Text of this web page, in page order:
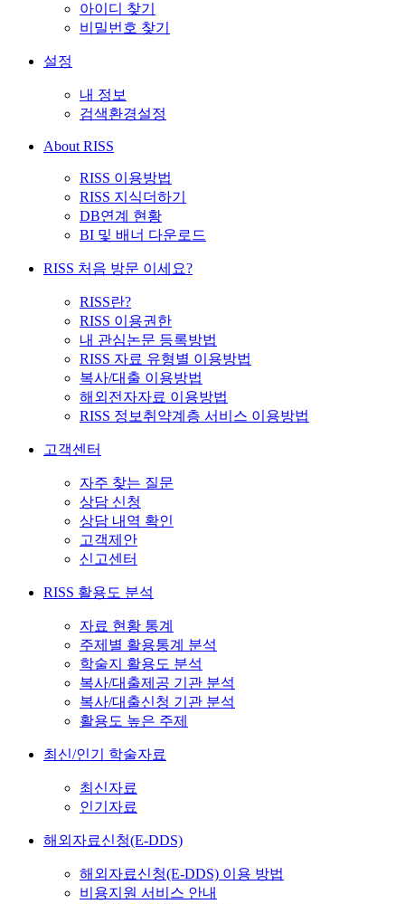
아이디 찾기
비밀번호 찾기
설정
내 정보
검색환경설정
About RISS
RISS 이용방법
RISS 지식더하기
DB연계 현황
BI 및 배너 다운로드
RISS 처음 방문 이세요?
RISS란?
RISS 이용권한
내 관심논문 등록방법
RISS 자료 유형별 이용방법
복사/대출 이용방법
해외전자자료 이용방법
RISS 정보취약계층 서비스 이용방법
고객센터
자주 찾는 질문
상담 신청
상담 내역 확인
고객제안
신고센터
RISS 활용도 분석
자료 현황 통계
주제별 활용통계 분석
학술지 활용도 분석
복사/대출제공 기관 분석
복사/대출신청 기관 분석
활용도 높은 주제
최신/인기 학술자료
최신자료
인기자료
해외자료신청(E-DDS)
해외자료신청(E-DDS) 이용 방법
비용지원 서비스 안내